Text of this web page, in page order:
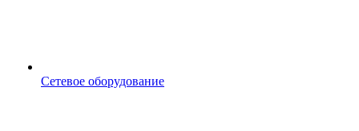
Сетевое оборудование